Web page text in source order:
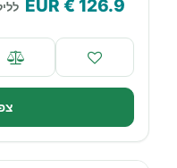
126.9
€ EUR